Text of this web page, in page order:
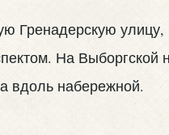
Гренадерскую
На Выборгской
вдоль набережной.